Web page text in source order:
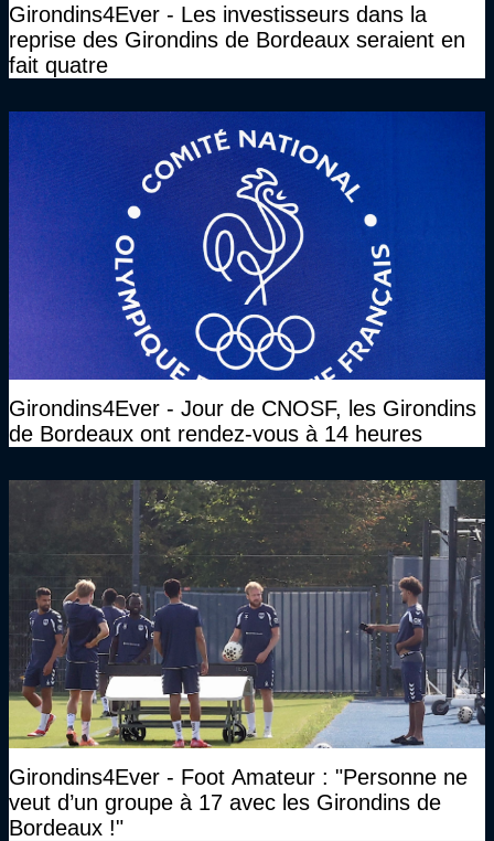
Girondins4Ever - Les investisseurs dans la
reprise des Girondins de Bordeaux seraient en
fait quatre
Girondins4Ever - Jour de CNOSF, les Girondins
de Bordeaux ont rendez-vous à 14 heures
Girondins4Ever - Foot Amateur : "Personne ne
veut d’un groupe à 17 avec les Girondins de
Bordeaux !"